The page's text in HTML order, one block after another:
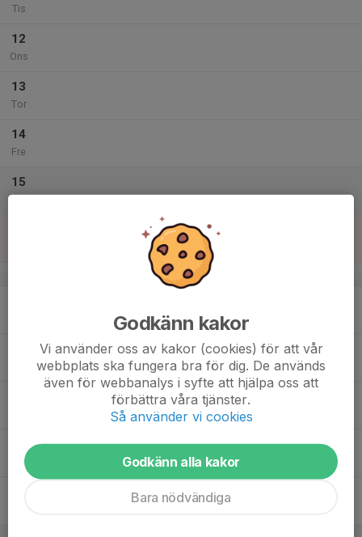
Tis
12
Ons
13
Tor
14
Fre
15
v.34
Tor
Godkänn kakor
Vi använder oss av kakor (cookies) för att vår
webbplats ska fungera bra för dig. De används
även för webbanalys i syfte att hjälpa oss att
förbättra våra tjänster.
Så använder vi cookies
Godkänn alla kakor
Bara nödvändiga